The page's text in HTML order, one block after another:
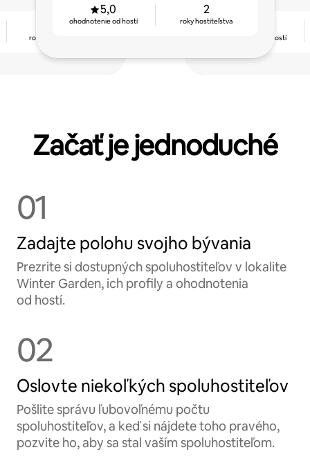
rokov hostiteľstva
5,0
ohodnotenie od hostí
2
roky hostiteľstva
ohodnotenie od hostí
Začať je jednoduché
01
Zadajte polohu svojho bývania
Prezrite si dostupných spoluhostiteľov v lokalite
Winter Garden, ich profily a ohodnotenia
od hostí.
02
Oslovte niekoľkých spoluhostiteľov
Pošlite správu ľubovoľnému počtu
spoluhostiteľov, a keď si nájdete toho pravého,
pozvite ho, aby sa stal vaším spoluhostiteľom.